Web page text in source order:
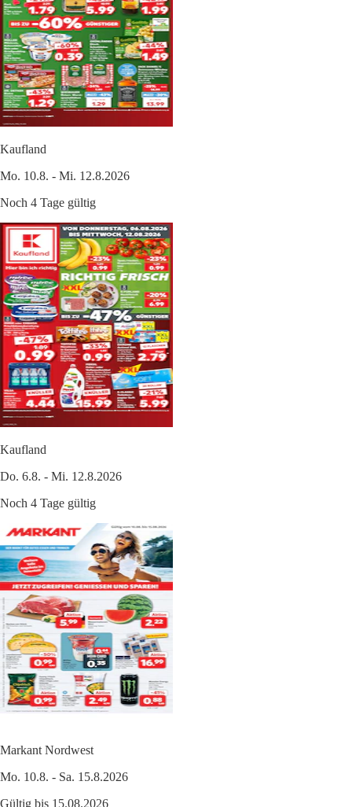
Kaufland
Mo. 10.8. - Mi. 12.8.2026
Noch 4 Tage gültig
Kaufland
Do. 6.8. - Mi. 12.8.2026
Noch 4 Tage gültig
Markant Nordwest
Mo. 10.8. - Sa. 15.8.2026
Gültig bis 15.08.2026